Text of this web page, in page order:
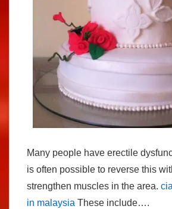
Many people have erectile
is often possible to reverse this
strengthen muscles in the area.
in malaysia These include….